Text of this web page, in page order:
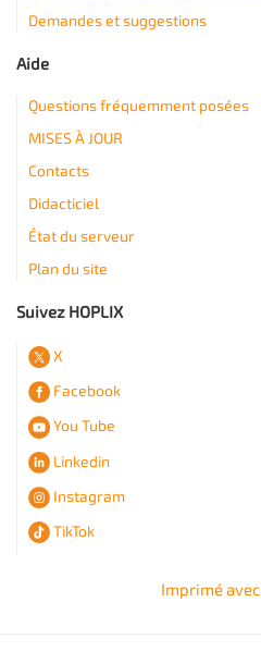
Demandes et suggestions
Aide
Questions fréquemment posées
MISES À JOUR
Contacts
Didacticiel
État du serveur
Plan du site
Suivez HOPLIX
X
Facebook
You Tube
Linkedin
Instagram
TikTok
Imprimé avec